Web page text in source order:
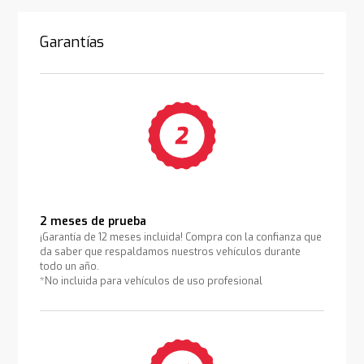
Garantías
2 meses de prueba
¡Garantía de 12 meses incluida! Compra con la confianza que
da saber que respaldamos nuestros vehículos durante
todo un año.
*No incluida para vehículos de uso profesional